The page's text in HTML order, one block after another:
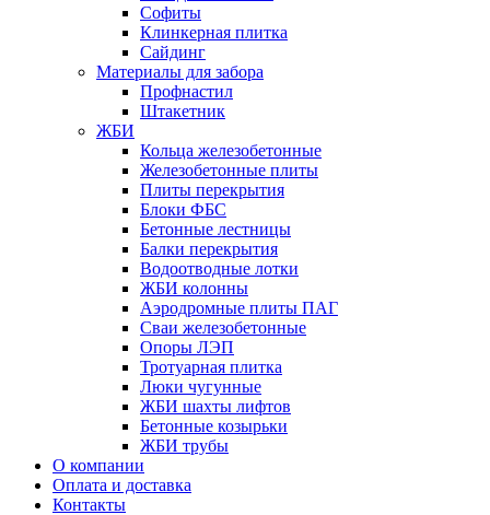
Софиты
Клинкерная плитка
Сайдинг
Материалы для забора
Профнастил
Штакетник
ЖБИ
Кольца железобетонные
Железобетонные плиты
Плиты перекрытия
Блоки ФБС
Бетонные лестницы
Балки перекрытия
Водоотводные лотки
ЖБИ колонны
Аэродромные плиты ПАГ
Сваи железобетонные
Опоры ЛЭП
Тротуарная плитка
Люки чугунные
ЖБИ шахты лифтов
Бетонные козырьки
ЖБИ трубы
О компании
Оплата и доставка
Контакты